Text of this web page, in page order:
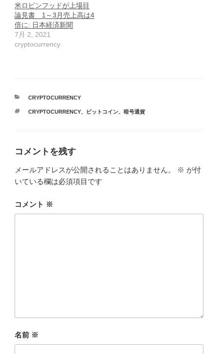
米ロビンフッドが上場目
論見書 1～3月売上高は4
倍に: 日本経済新聞
7月 2, 2021
cryptocurrency
カ
ゴ
CRYPTOCURRENCY
タ
CRYPTOCURRENCY、 ビットコイン、 暗号通貨
コメントを残す
メールアドレスが公開されることはありません。 ※ が付
いている欄は必須項目です
コメント ※
名前 ※